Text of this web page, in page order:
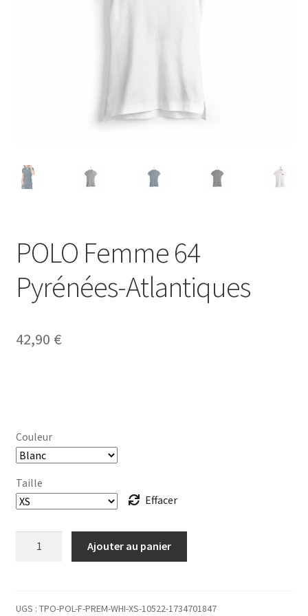
POLO Femme 64
Pyrénées-Atlantiques
42,90 €
Couleur
Taille
Effacer
64
Ajouter au panier
UGS : TPO-POL-F-PREM-WHI-XS-10522-1734701847